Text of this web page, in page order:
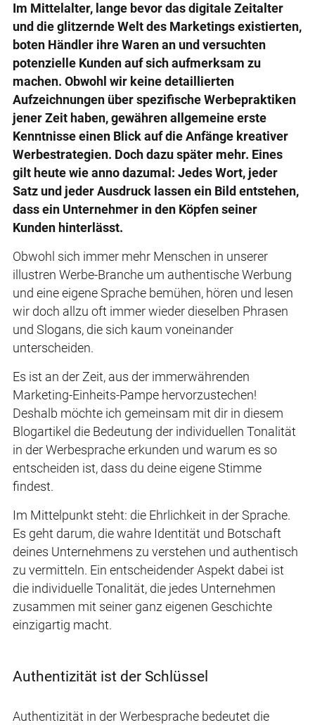
Im Mittelalter, lange bevor das digitale Zeitalter
und die glitzernde Welt des Marketings existierten,
boten Händler ihre Waren an und versuchten
potenzielle Kunden auf sich aufmerksam zu
machen. Obwohl wir keine detaillierten
Aufzeichnungen über spezifische Werbepraktiken
jener Zeit haben, gewähren allgemeine erste
Kenntnisse einen Blick auf die Anfänge kreativer
Werbestrategien. Doch dazu später mehr. Eines
gilt heute wie anno dazumal: Jedes Wort, jeder
Satz und jeder Ausdruck lassen ein Bild entstehen,
dass ein Unternehmer in den Köpfen seiner
Kunden hinterlässt.
Obwohl sich immer mehr Menschen in unserer
illustren Werbe-Branche um authentische Werbung
und eine eigene Sprache bemühen, hören und lesen
wir doch allzu oft immer wieder dieselben Phrasen
und Slogans, die sich kaum voneinander
unterscheiden.
Es ist an der Zeit, aus der immerwährenden
Marketing-Einheits-Pampe hervorzustechen!
Deshalb möchte ich gemeinsam mit dir in diesem
Blogartikel die Bedeutung der individuellen Tonalität
in der Werbesprache erkunden und warum es so
entscheiden ist, dass du deine eigene Stimme
findest.
Im Mittelpunkt steht: die Ehrlichkeit in der Sprache.
Es geht darum, die wahre Identität und Botschaft
deines Unternehmens zu verstehen und authentisch
zu vermitteln. Ein entscheidender Aspekt dabei ist
die individuelle Tonalität, die jedes Unternehmen
zusammen mit seiner ganz eigenen Geschichte
einzigartig macht.
Authentizität ist der Schlüssel
Authentizität in der Werbesprache bedeutet die